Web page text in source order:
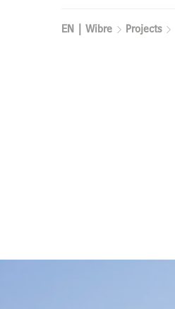
EN | Wibre Projects